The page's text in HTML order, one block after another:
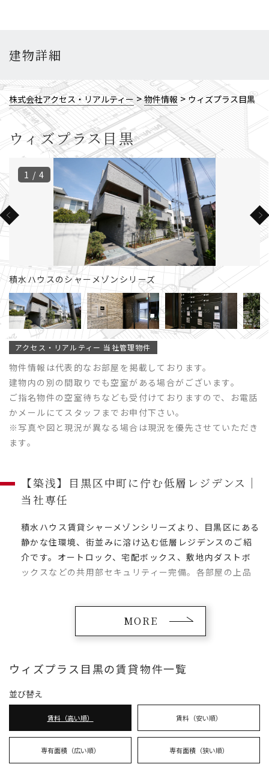
建物詳細
株式会社アクセス・リアルティー>物件情報 > ウィズプラス目黒
ウィズプラス目黒
1 / 4
積水ハウスのシャーメゾンシリーズ
アクセス・リアルティー 当社管理物件
物件情報は代表的なお部屋を掲載しております。
建物内の別の間取りでも空室がある場合がございます。
ご指名物件の空室待ちなども受付けておりますので、お電話
かメールにてスタッフまでお申付下さい。
※写真や図と現況が異なる場合は現況を優先させていただき
ます。
【築浅】目黒区中町に佇む低層レジデンス｜
当社専任
積水ハウス賃貸シャーメゾンシリーズより、目黒区にある
静かな住環境、街並みに溶け込む低層レジデンスのご紹
介です。オートロック、宅配ボックス、敷地内ダストボ
ックスなどの共用部セキュリティー完備。各部屋の上品
MORE
ウィズプラス目黒の賃貸物件一覧
並び替え
賃料（高い順） 賃料（安い順）
専有面積（広い順） 専有面積（狭い順）